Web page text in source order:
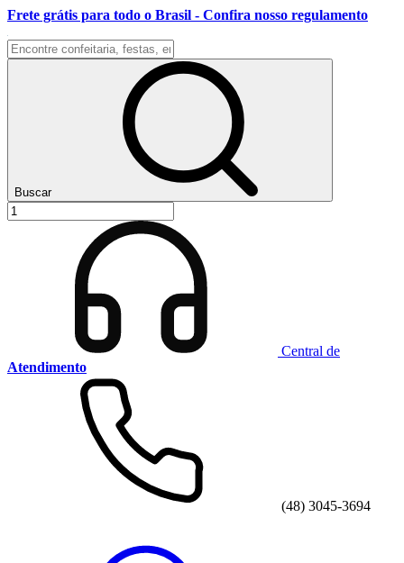
Frete grátis para todo o Brasil - Confira nosso regulamento
Buscar
Central de
Atendimento
(48) 3045-3694